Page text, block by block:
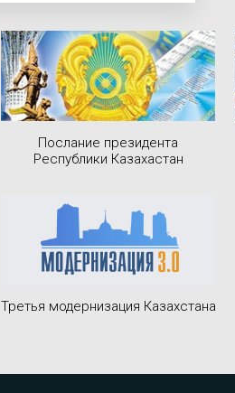
Послание президента
Республики Казахастан
Третья модернизация Казахстана